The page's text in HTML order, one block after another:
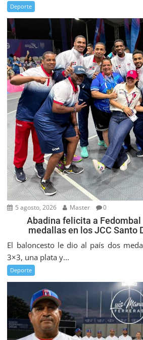
Deporte
5 agosto, 2026 Master 0
Abadina felicita a Fedombal
medallas en los JCC Santo
El baloncesto le dio al país dos
3×3, una plata y...
Deporte